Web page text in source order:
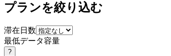
プランを絞り込む
滞在日数
最低データ容量
?